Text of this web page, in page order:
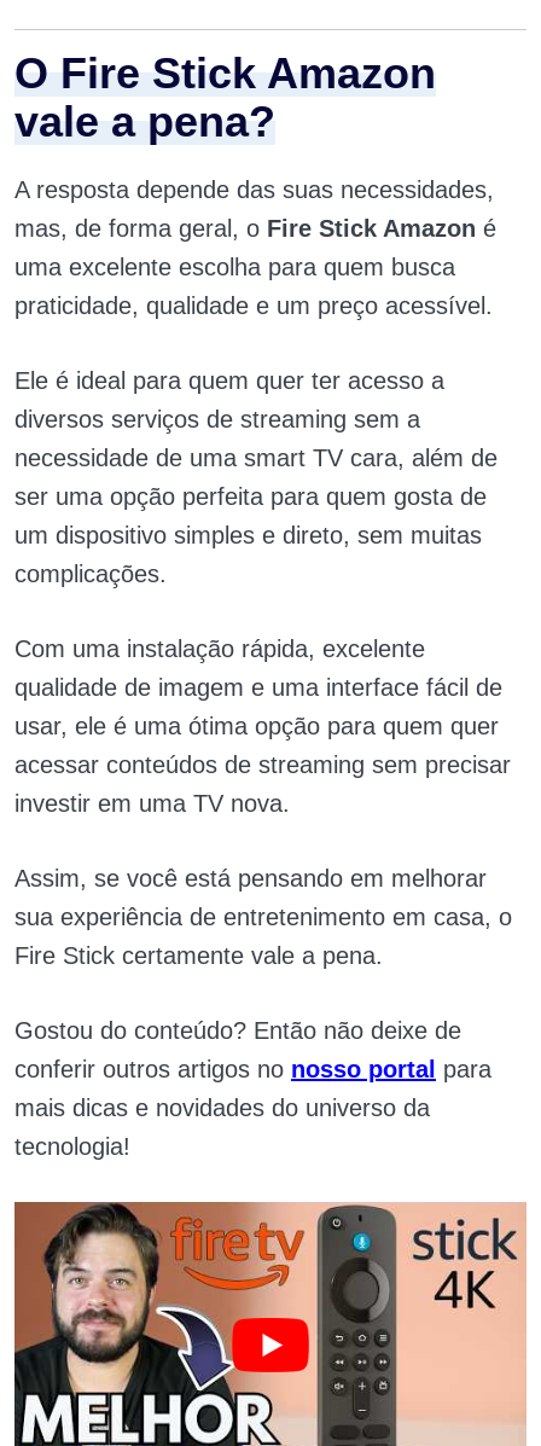
O Fire Stick Amazon
vale a pena?
A resposta depende das suas necessidades,
mas, de forma geral, o Fire Stick Amazon é
uma excelente escolha para quem busca
praticidade, qualidade e um preço acessível.
Ele é ideal para quem quer ter acesso a
diversos serviços de streaming sem a
necessidade de uma smart TV cara, além de
ser uma opção perfeita para quem gosta de
um dispositivo simples e direto, sem muitas
complicações.
Com uma instalação rápida, excelente
qualidade de imagem e uma interface fácil de
usar, ele é uma ótima opção para quem quer
acessar conteúdos de streaming sem precisar
investir em uma TV nova.
Assim, se você está pensando em melhorar
sua experiência de entretenimento em casa, o
Fire Stick certamente vale a pena.
Gostou do conteúdo? Então não deixe de
conferir outros artigos no nosso portal para
mais dicas e novidades do universo da
tecnologia!